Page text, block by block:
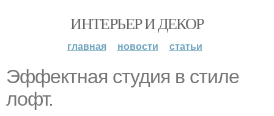
ИНТЕРЬЕР И ДЕКОР
главная новости статьи
Эффектная студия в стиле
лофт.